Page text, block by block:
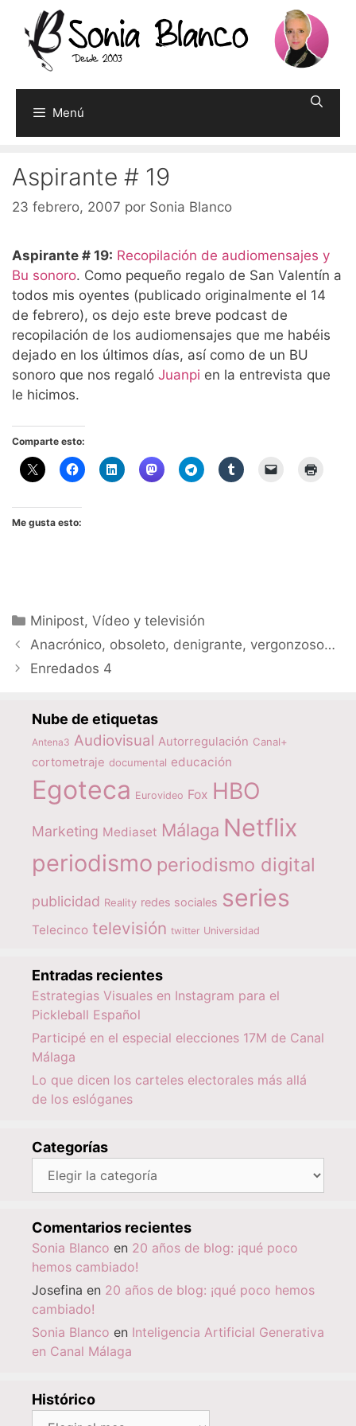
contenido
Menú
Aspirante # 19
23 febrero, 2007 por Sonia Blanco
Aspirante # 19: Recopilación de audiomensajes y
Bu sonoro. Como pequeño regalo de San Valentín a
todos mis oyentes (publicado originalmente el 14
de febrero), os dejo este breve podcast de
recopilación de los audiomensajes que me habéis
dejado en los últimos días, así como de un BU
sonoro que nos regaló Juanpi en la entrevista que
le hicimos.
Comparte esto:
Me gusta esto:
Categorías
Minipost,Vídeo y televisión
Anacrónico, obsoleto, denigrante, vergonzoso…
Enredados 4
Nube de etiquetas
Antena3 Audiovisual Autorregulación Canal+
cortometraje documental educación
Egoteca Eurovideo Fox HBO
Marketing Mediaset Málaga Netflix
periodismo periodismo digital
publicidad Reality redes sociales series
Telecinco televisión twitter Universidad
Entradas recientes
Estrategias Visuales en Instagram para el
Pickleball Español
Participé en el especial elecciones 17M de Canal
Málaga
Lo que dicen los carteles electorales más allá
de los eslóganes
Categorías
Comentarios recientes
Sonia Blanco en 20 años de blog: ¡qué poco
hemos cambiado!
Josefina en 20 años de blog: ¡qué poco hemos
cambiado!
Sonia Blanco en Inteligencia Artificial Generativa
en Canal Málaga
Histórico